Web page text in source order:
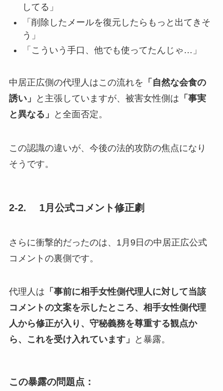
してる」
「削除したメールを復元したらもっと出てきそ
う」
「こういう手口、他でも使ってたんじゃ…」
中居正広側の代理人はこの流れを 「自然な会食の
誘い」
と主張していますが、被害女性側は 「事実
と異なる」
と全面否定。
この認識の違いが、今後の法的攻防の焦点になり
そうです。
2-2. 1月公式コメント修正劇
さらに衝撃的だったのは、1月9日の中居正広公式
コメントの裏側です。
代理人は 「事前に相手女性側代理人に対して当該
コメントの文案を示したところ、相手女性側代理
人から修正が入り、守秘義務を尊重する観点か
ら、これを受け入れています」
と暴露。
この暴露の問題点：